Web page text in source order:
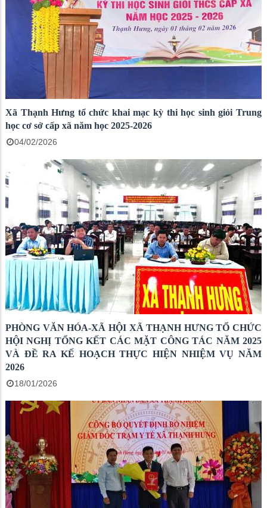
Xã Thạnh Hưng tổ chức khai mạc kỳ thi học sinh giỏi Trung
học cơ sở cấp xã năm học 2025-2026
04/02/2026
PHÒNG VĂN HÓA-XÃ HỘI XÃ THẠNH HƯNG TỔ CHỨC
HỘI NGHỊ TỔNG KẾT CÁC MẶT CÔNG TÁC NĂM 2025
VÀ ĐỀ RA KẾ HOẠCH THỰC HIỆN NHIỆM VỤ NĂM
2026
18/01/2026